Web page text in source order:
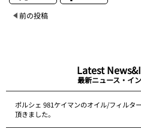
前の投稿
Latest
最新ニュース・イ
ポルシェ 981ケイマンのオイル/フィルタ
頂きました。